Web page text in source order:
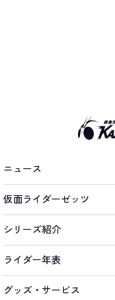
ニュース
仮面ライダーゼッツ
シリーズ紹介
ライダー年表
グッズ・サービス